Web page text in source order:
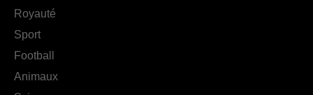
Royauté
Sport
Football
Animaux